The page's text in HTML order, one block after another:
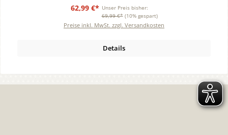
62,99 €* Unser Preis bisher:
69,99 €* (10% gespart)
Preise inkl. MwSt. zzgl. Versandkosten
Details